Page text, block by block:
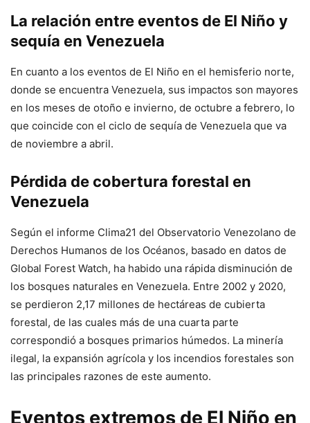
La relación entre eventos de El Niño y
sequía en Venezuela
En cuanto a los eventos de El Niño en el hemisferio norte,
donde se encuentra Venezuela, sus impactos son mayores
en los meses de otoño e invierno, de octubre a febrero, lo
que coincide con el ciclo de sequía de Venezuela que va
de noviembre a abril.
Pérdida de cobertura forestal en
Venezuela
Según el informe Clima21 del Observatorio Venezolano de
Derechos Humanos de los Océanos, basado en datos de
Global Forest Watch, ha habido una rápida disminución de
los bosques naturales en Venezuela. Entre 2002 y 2020,
se perdieron 2,17 millones de hectáreas de cubierta
forestal, de las cuales más de una cuarta parte
correspondió a bosques primarios húmedos. La minería
ilegal, la expansión agrícola y los incendios forestales son
las principales razones de este aumento.
Eventos extremos de El Niño en